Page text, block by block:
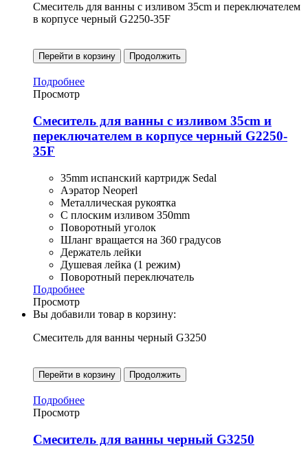
Смеситель для ванны с изливом 35cm и переключателем
в корпусе черный G2250-35F
Перейти в корзину Продолжить
Подробнее
Просмотр
Смеситель для ванны с изливом 35cm и
переключателем в корпусе черный G2250-
35F
35mm испанский картридж Sedal
Аэратор Neoperl
Металлическая рукоятка
С плоским изливом 350mm
Поворотный уголок
Шланг вращается на 360 градусов
Держатель лейки
Душевая лейка (1 режим)
Поворотный переключатель
Подробнее
Просмотр
Вы добавили товар в корзину:
Смеситель для ванны черный G3250
Перейти в корзину Продолжить
Подробнее
Просмотр
Смеситель для ванны черный G3250